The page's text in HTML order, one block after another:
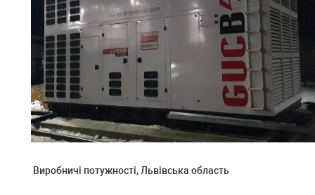
Виробничі потужності, Львівська область